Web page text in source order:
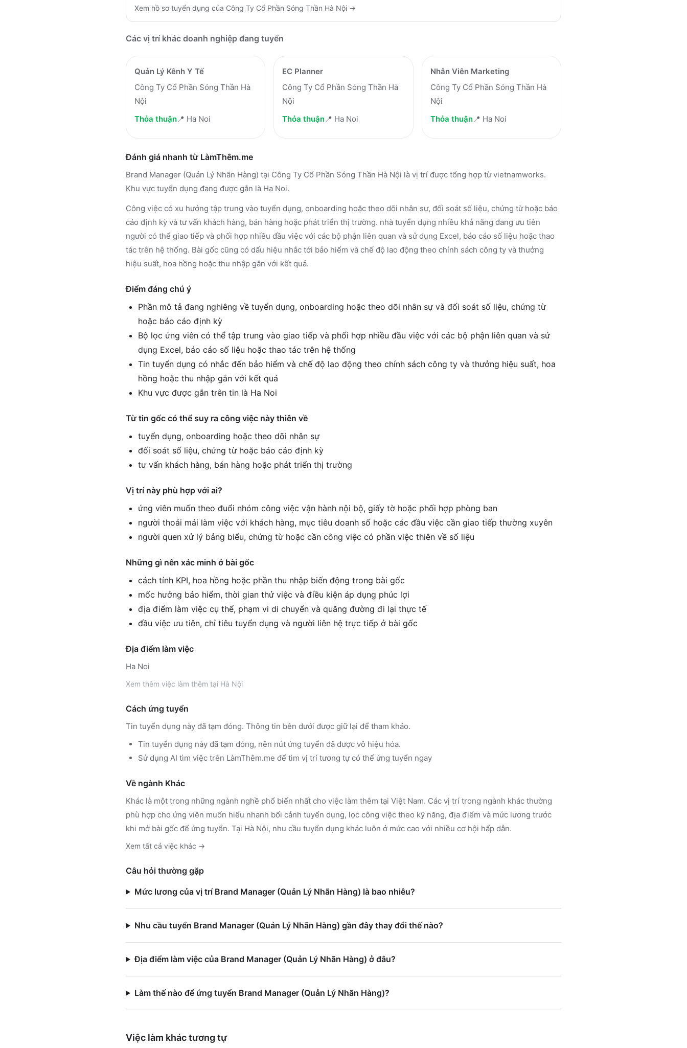
Xem hồ sơ tuyển dụng của Công Ty Cổ Phần Sóng Thần Hà Nội →
Các vị trí khác doanh nghiệp đang tuyển
Quản Lý Kênh Y Tế
Công Ty Cổ Phần Sóng Thần Hà
Nội
Thỏa thuận📍 Ha Noi
EC Planner
Công Ty Cổ Phần Sóng Thần Hà
Nội
Thỏa thuận📍 Ha Noi
Nhân Viên Marketing
Công Ty Cổ Phần Sóng Thần Hà
Nội
Thỏa thuận📍 Ha Noi
Đánh giá nhanh từ LàmThêm.me
Brand Manager (Quản Lý Nhãn Hàng) tại Công Ty Cổ Phần Sóng Thần Hà Nội là vị trí được tổng hợp từ vietnamworks.
Khu vực tuyển dụng đang được gắn là Ha Noi.
Công việc có xu hướng tập trung vào tuyển dụng, onboarding hoặc theo dõi nhân sự, đối soát số liệu, chứng từ hoặc báo
cáo định kỳ và tư vấn khách hàng, bán hàng hoặc phát triển thị trường. nhà tuyển dụng nhiều khả năng đang ưu tiên
người có thể giao tiếp và phối hợp nhiều đầu việc với các bộ phận liên quan và sử dụng Excel, báo cáo số liệu hoặc thao
tác trên hệ thống. Bài gốc cũng có dấu hiệu nhắc tới bảo hiểm và chế độ lao động theo chính sách công ty và thưởng
hiệu suất, hoa hồng hoặc thu nhập gắn với kết quả.
Điểm đáng chú ý
Phần mô tả đang nghiêng về tuyển dụng, onboarding hoặc theo dõi nhân sự và đối soát số liệu, chứng từ
hoặc báo cáo định kỳ
Bộ lọc ứng viên có thể tập trung vào giao tiếp và phối hợp nhiều đầu việc với các bộ phận liên quan và sử
dụng Excel, báo cáo số liệu hoặc thao tác trên hệ thống
Tin tuyển dụng có nhắc đến bảo hiểm và chế độ lao động theo chính sách công ty và thưởng hiệu suất, hoa
hồng hoặc thu nhập gắn với kết quả
Khu vực được gắn trên tin là Ha Noi
Từ tin gốc có thể suy ra công việc này thiên về
tuyển dụng, onboarding hoặc theo dõi nhân sự
đối soát số liệu, chứng từ hoặc báo cáo định kỳ
tư vấn khách hàng, bán hàng hoặc phát triển thị trường
Vị trí này phù hợp với ai?
ứng viên muốn theo đuổi nhóm công việc vận hành nội bộ, giấy tờ hoặc phối hợp phòng ban
người thoải mái làm việc với khách hàng, mục tiêu doanh số hoặc các đầu việc cần giao tiếp thường xuyên
người quen xử lý bảng biểu, chứng từ hoặc cần công việc có phần việc thiên về số liệu
Những gì nên xác minh ở bài gốc
cách tính KPI, hoa hồng hoặc phần thu nhập biến động trong bài gốc
mốc hưởng bảo hiểm, thời gian thử việc và điều kiện áp dụng phúc lợi
địa điểm làm việc cụ thể, phạm vi di chuyển và quãng đường đi lại thực tế
đầu việc ưu tiên, chỉ tiêu tuyển dụng và người liên hệ trực tiếp ở bài gốc
Địa điểm làm việc
Ha Noi
Xem thêm việc làm thêm tại Hà Nội
Cách ứng tuyển
Tin tuyển dụng này đã tạm đóng. Thông tin bên dưới được giữ lại để tham khảo.
Tin tuyển dụng này đã tạm đóng, nên nút ứng tuyển đã được vô hiệu hóa.
Sử dụng AI tìm việc trên LàmThêm.me để tìm vị trí tương tự có thể ứng tuyển ngay
Về ngành Khác
Khác là một trong những ngành nghề phổ biến nhất cho việc làm thêm tại Việt Nam. Các vị trí trong ngành khác thường
phù hợp cho ứng viên muốn hiểu nhanh bối cảnh tuyển dụng, lọc công việc theo kỹ năng, địa điểm và mức lương trước
khi mở bài gốc để ứng tuyển. Tại Hà Nội, nhu cầu tuyển dụng khác luôn ở mức cao với nhiều cơ hội hấp dẫn.
Xem tất cả việc khác →
Câu hỏi thường gặp
Mức lương của vị trí Brand Manager (Quản Lý Nhãn Hàng) là bao nhiêu?
Nhu cầu tuyển Brand Manager (Quản Lý Nhãn Hàng) gần đây thay đổi thế nào?
Địa điểm làm việc của Brand Manager (Quản Lý Nhãn Hàng) ở đâu?
Làm thế nào để ứng tuyển Brand Manager (Quản Lý Nhãn Hàng)?
Việc làm kháctương tự